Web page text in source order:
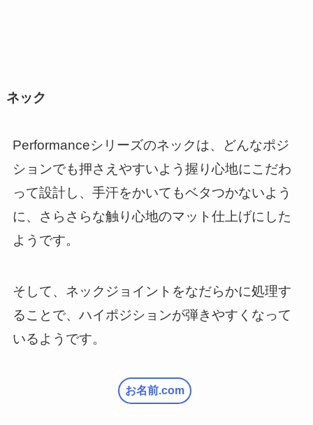
ネック
Performanceシリーズのネックは、どんなポジ
ションでも押さえやすいよう握り心地にこだわ
って設計し、手汗をかいてもベタつかないよう
に、さらさらな触り心地のマット仕上げにした
ようです。
そして、ネックジョイントをなだらかに処理す
ることで、ハイポジションが弾きやすくなって
いるようです。
お名前.com